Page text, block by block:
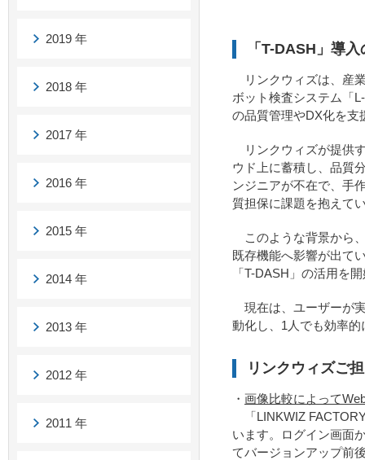
「T-DASH」導
リンクウィズは、産
ボット検査システム「
の品質管理やDX化を支
リンクウィズが提供
ウド上に蓄積し、品質
ンジニアが不在で、手
質担保に課題を抱えて
このような背景から
既存機能へ影響が出て
「T-DASH」の活用を
現在は、ユーザーが
動化し、1人でも効率
リンクウィズご
・ 画像比較によって
「LINKWIZ
います。ログイン画面
てバージョンアップ前
2019 年
2018 年
2017 年
2016 年
2015 年
2014 年
2013 年
2012 年
2011 年